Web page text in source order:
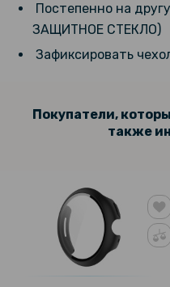
Постепенно на
ЗАЩИТНОЕ СТЕКЛО)
Зафиксировать
Покупатели,
также